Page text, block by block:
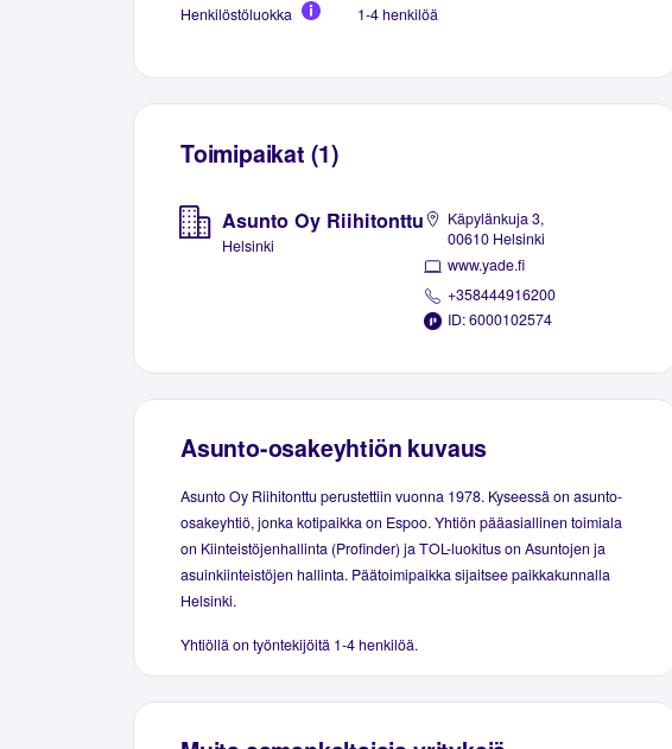
Henkilöstöluokka
1-4 henkilöä
Toimipaikat (1)
Asunto Oy Riihitonttu
Helsinki
Käpylänkuja 3,
00610 Helsinki
www.yade.fi
+358444916200
ID: 6000102574
Asunto-osakeyhtiön kuvaus
Asunto Oy Riihitonttu perustettiin vuonna 1978. Kyseessä on asunto-
osakeyhtiö, jonka kotipaikka on Espoo. Yhtiön pääasiallinen toimiala
on Kiinteistöjenhallinta (Profinder) ja TOL-luokitus on Asuntojen ja
asuinkiinteistöjen hallinta. Päätoimipaikka sijaitsee paikkakunnalla
Helsinki.
Yhtiöllä on työntekijöitä 1-4 henkilöä.